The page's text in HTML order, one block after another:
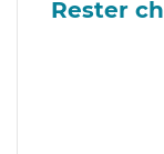
Rester